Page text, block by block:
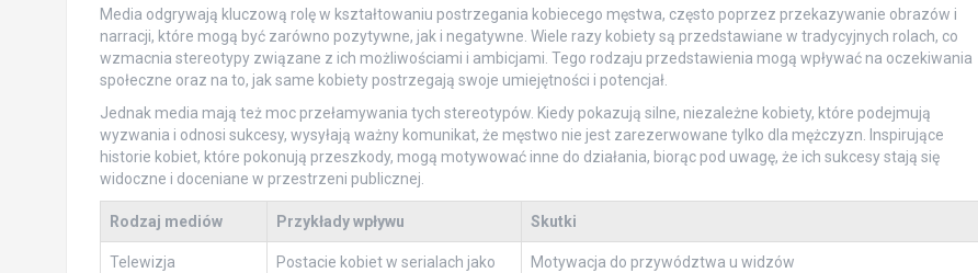
Media odgrywają kluczową rolę w kształtowaniu postrzegania kobiecego męstwa, często poprzez przekazywanie obrazów i
narracji, które mogą być zarówno pozytywne, jak i negatywne. Wiele razy kobiety są przedstawiane w tradycyjnych rolach, co
wzmacnia stereotypy związane z ich możliwościami i ambicjami. Tego rodzaju przedstawienia mogą wpływać na oczekiwania
społeczne oraz na to, jak same kobiety postrzegają swoje umiejętności i potencjał.
Jednak media mają też moc przełamywania tych stereotypów. Kiedy pokazują silne, niezależne kobiety, które podejmują
wyzwania i odnosi sukcesy, wysyłają ważny komunikat, że męstwo nie jest zarezerwowane tylko dla mężczyzn. Inspirujące
historie kobiet, które pokonują przeszkody, mogą motywować inne do działania, biorąc pod uwagę, że ich sukcesy stają się
widoczne i doceniane w przestrzeni publicznej.
Rodzaj mediów Przykłady wpływu Skutki
Telewizja
Postacie kobiet w serialach jako
Motywacja do przywództwa u widzów